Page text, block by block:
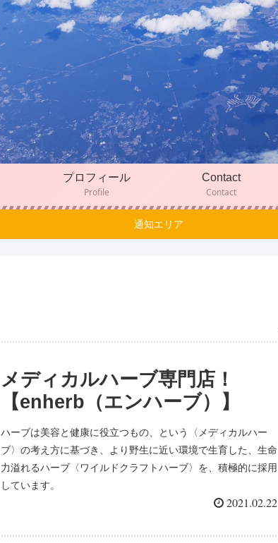
プロフィール
Profile
Contact
Contact
通知エリア
メディカルハーブ専門店！
【enherb（エンハーブ）】
ハーブは美容と健康に役立つもの、という〈メディカルハー
ブ〉の考え方に基づき、より野生に近い環境で生育した、生命
力溢れるハーブ〈ワイルドクラフトハーブ〉を、積極的に採用
しています。
2021.02.22